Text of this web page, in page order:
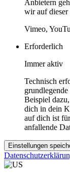
Anbietern
wir auf dieser
Vimeo,
Erforderlich
Immer aktiv
Technisch
Beispiel
dich in dein
auf dich ist
anfallende
Einstellungen